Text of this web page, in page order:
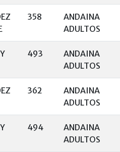
358
ANDAINA
ADULTOS
493
ANDAINA
ADULTOS
362
ANDAINA
ADULTOS
494
ANDAINA
ADULTOS